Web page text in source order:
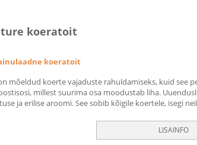
koeratoit
koeratoit
mõeldud koerte vajaduste rahuldamiseks, kuid see
millest suurima osa moodustab liha.
ja erilise aroomi. See sobib kõigile koertele, isegi
LISAINFO